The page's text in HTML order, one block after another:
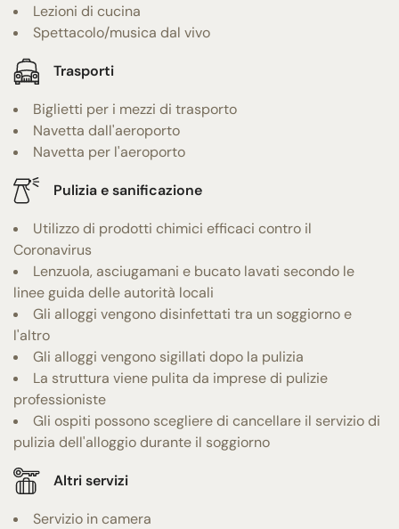
Lezioni di cucina
Spettacolo/musica dal vivo
Trasporti
Biglietti per i mezzi di trasporto
Navetta dall'aeroporto
Navetta per l'aeroporto
Pulizia e sanificazione
Utilizzo di prodotti chimici efficaci contro il
Coronavirus
Lenzuola, asciugamani e bucato lavati secondo le
linee guida delle autorità locali
Gli alloggi vengono disinfettati tra un soggiorno e
l'altro
Gli alloggi vengono sigillati dopo la pulizia
La struttura viene pulita da imprese di pulizie
professioniste
Gli ospiti possono scegliere di cancellare il servizio di
pulizia dell'alloggio durante il soggiorno
Altri servizi
Servizio in camera